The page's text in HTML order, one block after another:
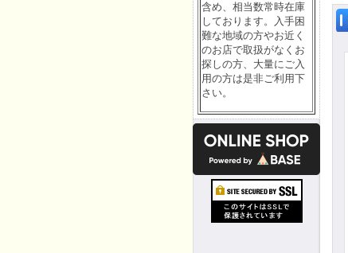
含め、相当数常時在庫
しております。入手困
難な地域の方やお近く
のお店で取扱がなくお
探しの方、大量にご入
用の方は是非ご利用下
さい。